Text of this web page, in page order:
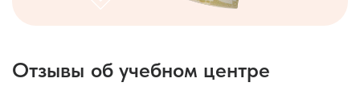
Отзывы об учебном центре